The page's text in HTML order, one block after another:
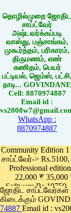
தொழில்முறை ஜோதிட
சாப்ட்வேர்
அஷ்டவர்க்கப்படி
வாஸ்து, பஞ்சாங்கம்,
முகூர்த்தம், பரிகாரம்,
திருமணம், எண்
கணிதம், பெயர்
பட்டியல், ஜெம்ஸ், பட்சி,
நாடி... GOVINDANE
Cell: 8870974887
Email id :
WhatsApp :
8870974887
Community Edition
சாப்ட்வேர்->
Professional
22,000 ₹ 35,000
Software
ஜோதிட சாப்ட்வேர்கள்
கிடைக்கும்
74887 Email id :